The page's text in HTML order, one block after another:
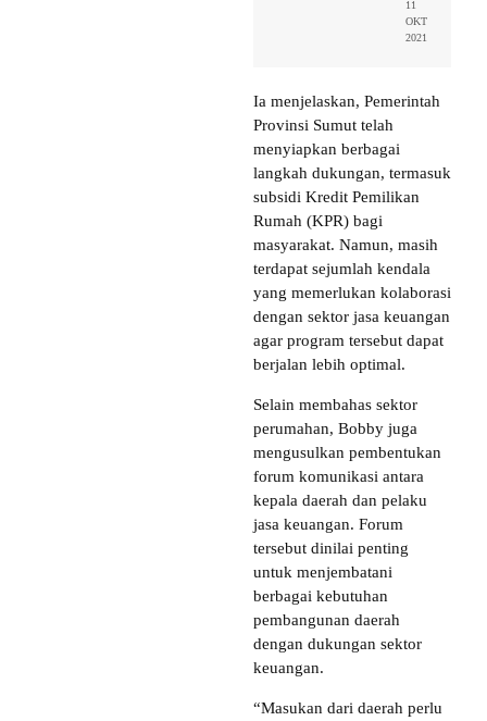
11
OKT
2021
Ia menjelaskan, Pemerintah
Provinsi Sumut telah
menyiapkan berbagai
langkah dukungan, termasuk
subsidi Kredit Pemilikan
Rumah (KPR) bagi
masyarakat. Namun, masih
terdapat sejumlah kendala
yang memerlukan kolaborasi
dengan sektor jasa keuangan
agar program tersebut dapat
berjalan lebih optimal.
Selain membahas sektor
perumahan, Bobby juga
mengusulkan pembentukan
forum komunikasi antara
kepala daerah dan pelaku
jasa keuangan. Forum
tersebut dinilai penting
untuk menjembatani
berbagai kebutuhan
pembangunan daerah
dengan dukungan sektor
keuangan.
“Masukan dari daerah perlu